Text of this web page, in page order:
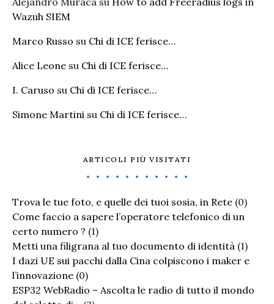
Wazuh SIEM
Marco Russo su Chi di ICE ferisce…
Alice Leone su Chi di ICE ferisce…
I. Caruso su Chi di ICE ferisce…
Simone Martini su Chi di ICE ferisce…
ARTICOLI PIÙ VISITATI
Trova le tue foto, e quelle dei tuoi sosia, in Rete (0)
Come faccio a sapere l’operatore telefonico di un
certo numero ? (1)
Metti una filigrana al tuo documento di identità (1)
I dazi UE sui pacchi dalla Cina colpiscono i maker e
l’innovazione (0)
ESP32 WebRadio – Ascolta le radio di tutto il mondo